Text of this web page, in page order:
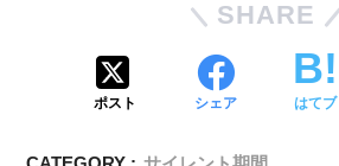
SHARE
ポスト シェア はてブ